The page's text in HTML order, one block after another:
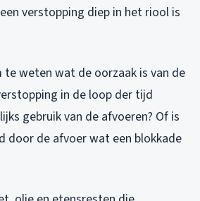
verstopping diep in het riool is
te weten wat de oorzaak is van de
in de loop der tijd
gebruik van de afvoeren? Of is
door de afvoer wat een blokkade